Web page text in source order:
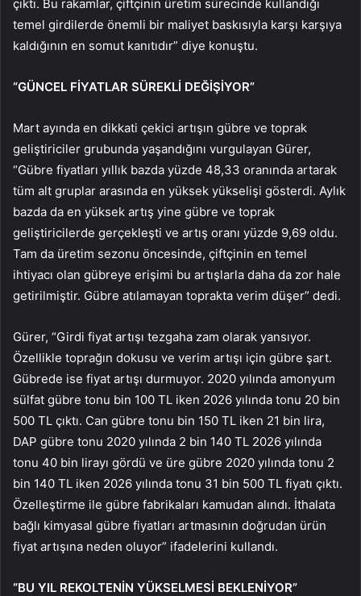
çıktı. Bu rakamlar, çiftçinin üretim sürecinde kullandığı
temel girdilerde önemli bir maliyet baskısıyla karşı karşıya
kaldığının en somut kanıtıdır” diye konuştu.
“GÜNCEL FİYATLAR SÜREKLİ DEĞİŞİYOR”
Mart ayında en dikkati çekici artışın gübre ve toprak
geliştiriciler grubunda yaşandığını vurgulayan Gürer,
“Gübre fiyatları yıllık bazda yüzde 48,33 oranında artarak
tüm alt gruplar arasında en yüksek yükselişi gösterdi. Aylık
bazda da en yüksek artış yine gübre ve toprak
geliştiricilerde gerçekleşti ve artış oranı yüzde 9,69 oldu.
Tam da üretim sezonu öncesinde, çiftçinin en temel
ihtiyacı olan gübreye erişimi bu artışlarla daha da zor hale
getirilmiştir. Gübre atılamayan toprakta verim düşer” dedi.
Gürer, “Girdi fiyat artışı tezgaha zam olarak yansıyor.
Özellikle toprağın dokusu ve verim artışı için gübre şart.
Gübrede ise fiyat artışı durmuyor. 2020 yılında amonyum
sülfat gübre tonu bin 100 TL iken 2026 yılında tonu 20 bin
500 TL çıktı. Can gübre tonu bin 150 TL iken 21 bin lira,
DAP gübre tonu 2020 yılında 2 bin 140 TL 2026 yılında
tonu 40 bin lirayı gördü ve üre gübre 2020 yılında tonu 2
bin 140 TL iken 2026 yılında tonu 31 bin 500 TL fiyatı çıktı.
Özelleştirme ile gübre fabrikaları kamudan alındı. İthalata
bağlı kimyasal gübre fiyatları artmasının doğrudan ürün
fiyat artışına neden oluyor” ifadelerini kullandı.
“BU YIL REKOLTENİN YÜKSELMESİ BEKLENİYOR”